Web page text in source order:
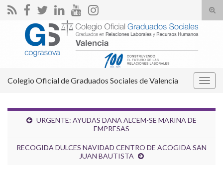
el
Search for:
Colegio Oficial de Graduados Sociales de Valencia
URGENTE: AYUDAS DANA ALCEM-SE MARINA DE
EMPRESAS
RECOGIDA DULCES NAVIDAD CENTRO DE ACOGIDA SAN
JUAN BAUTISTA